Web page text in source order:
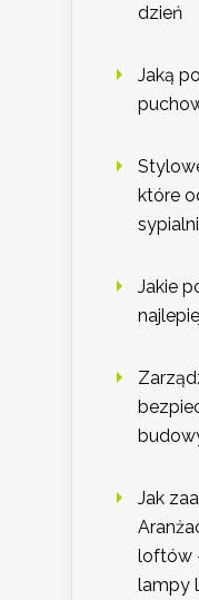
dzień
Jaką
które
Jakie
Jak
loftów
lampy